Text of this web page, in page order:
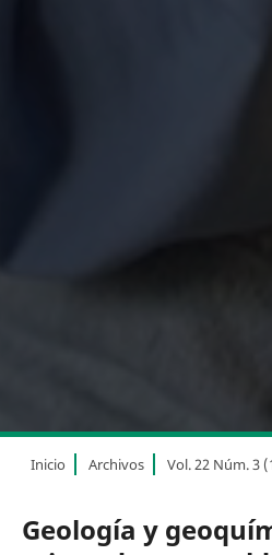
Inicio Archivos Vol. 22 Núm. 3
Geología y